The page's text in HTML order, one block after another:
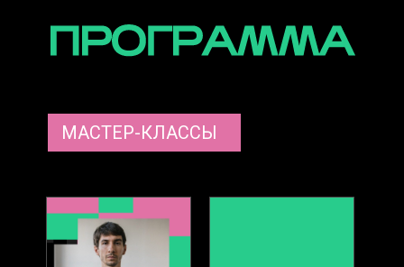
МАСТЕР-КЛАССЫ